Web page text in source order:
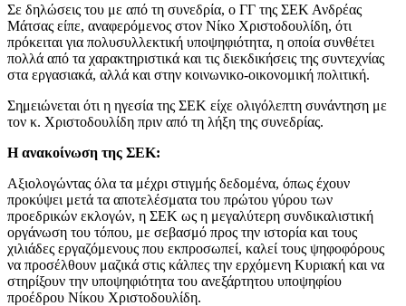
Σε δηλώσεις του με από τη συνεδρία, ο ΓΓ της ΣΕΚ Ανδρέας
Μάτσας είπε, αναφερόμενος στον Νίκο Χριστοδουλίδη, ότι
πρόκειται για πολυσυλλεκτική υποψηφιότητα, η οποία συνθέτει
πολλά από τα χαρακτηριστικά και τις διεκδικήσεις της συντεχνίας
στα εργασιακά, αλλά και στην κοινωνικο-οικονομική πολιτική.
Σημειώνεται ότι η ηγεσία της ΣΕΚ είχε ολιγόλεπτη συνάντηση με
τον κ. Χριστοδουλίδη πριν από τη λήξη της συνεδρίας.
Η ανακοίνωση της ΣΕΚ:
Αξιολογώντας όλα τα μέχρι στιγμής δεδομένα, όπως έχουν
προκύψει μετά τα αποτελέσματα του πρώτου γύρου των
προεδρικών εκλογών, η ΣΕΚ ως η μεγαλύτερη συνδικαλιστική
οργάνωση του τόπου, με σεβασμό προς την ιστορία και τους
χιλιάδες εργαζόμενους που εκπροσωπεί, καλεί τους ψηφοφόρους
να προσέλθουν μαζικά στις κάλπες την ερχόμενη Κυριακή και να
στηρίξουν την υποψηφιότητα του ανεξάρτητου υποψηφίου
προέδρου Νίκου Χριστοδουλίδη.